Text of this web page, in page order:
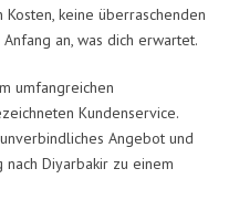
keine überraschenden
an, was dich erwartet.
umfangreichen
Kundenservice.
Angebot und
Diyarbakir zu einem